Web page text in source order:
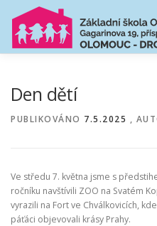
Přeskočit
obsah
PRO RODIČE
Den dětí
PUBLIKOVÁNO 7.5.2025 ,
Ve středu 7. května jsme s
ročníku navštívili ZOO na Svatém
vyrazili na Fort ve Chválkovicích,
páťáci objevovali krásy Prahy.